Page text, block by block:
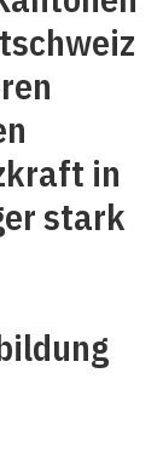
in
stark